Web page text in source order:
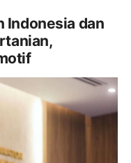
Indonesia dan